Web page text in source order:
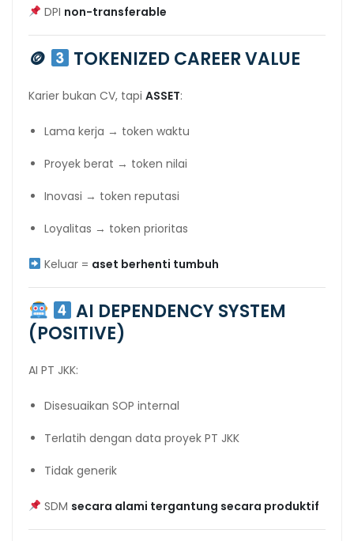
DPI non-transferable
🪙 TOKENIZED CAREER VALUE
Karier bukan CV, tapi ASSET:
Lama kerja → token waktu
Proyek berat → token nilai
Inovasi → token reputasi
Loyalitas → token prioritas
Keluar = aset berhenti tumbuh
AI DEPENDENCY SYSTEM
(POSITIVE)
AI PT JKK:
Disesuaikan SOP internal
Terlatih dengan data proyek PT JKK
Tidak generik
SDM secara alami tergantung secara produktif